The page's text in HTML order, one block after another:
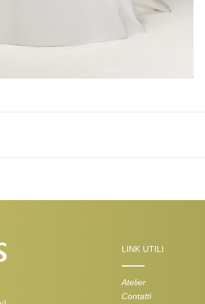
LINK UTILI
Atelier
Contatti